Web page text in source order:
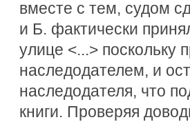
вместе с тем, судом
и Б. фактически
улице <...> поскольку
наследодателем, и
наследодателя, что
книги. Проверяя